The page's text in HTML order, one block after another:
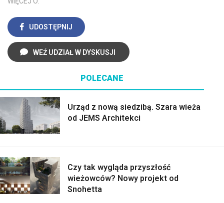
UDOSTĘPNIJ
WEŹ UDZIAŁ W DYSKUSJI
POLECANE
Urząd z nową siedzibą. Szara wieża
od JEMS Architekci
Czy tak wygląda przyszłość
wieżowców? Nowy projekt od
Snohetta